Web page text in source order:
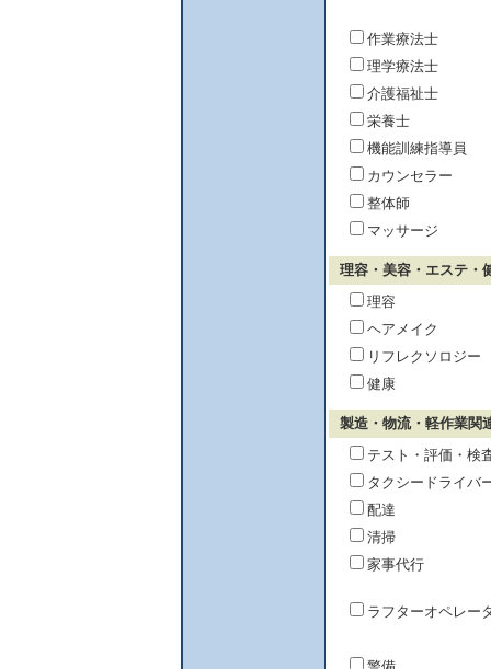
作業療法士
理学療法士
介護福祉士
栄養士
機能訓練指導員
カウンセラー
整体師
マッサージ
理容・美容・エステ・
理容
ヘアメイク
リフレクソロジー
健康
製造・物流・軽作業関
テスト・評価・検
タクシードライバ
配達
清掃
家事代行
ラフターオペレー
警備